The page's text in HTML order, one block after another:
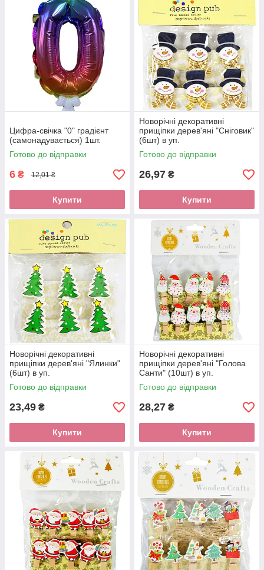
Цифра-свічка "0" градієнт
(самонадувається) 1шт.
Готово до відправки
6 ₴ 12,01 ₴
Купити
Новорічні декоративні
прищіпки дерев'яні "Сніговик"
(6шт) в уп.
Готово до відправки
26,97 ₴
Купити
Новорічні декоративні
прищіпки дерев'яні "Ялинки"
(6шт) в уп.
Готово до відправки
23,49 ₴
Купити
Новорічні декоративні
прищіпки дерев'яні "Голова
Санти" (10шт) в уп.
Готово до відправки
28,27 ₴
Купити